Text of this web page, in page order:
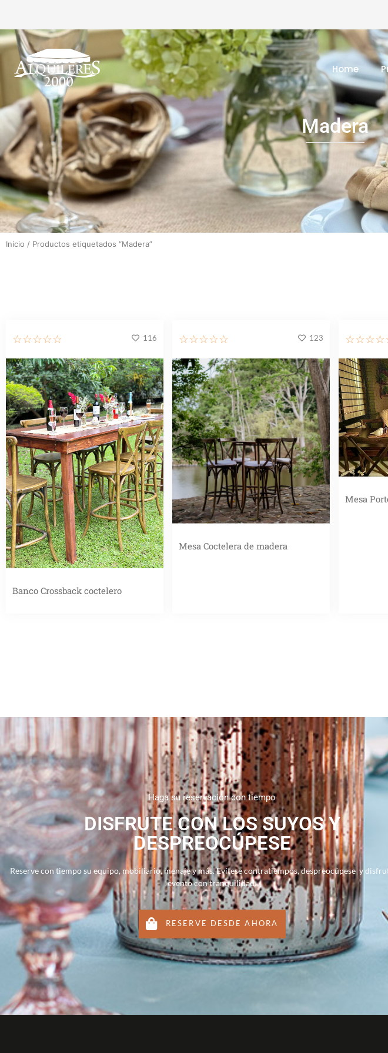
Home
Madera
Inicio / Productos etiquetados “Madera”
☆☆☆☆☆ 116
Banco Crossback coctelero
☆☆☆☆☆ 123
Mesa Coctelera de madera
☆☆☆☆
Mesa
Haga su reservación con tiempo
DISFRUTE CON LOS SUYOS Y
DESPREOCÚPESE
Reserve con tiempo su equipo, mobiliario, menaje y más. Evítese contratiempos, despreocúpese y
evento con tranquilidad.
RESERVE DESDE AHORA